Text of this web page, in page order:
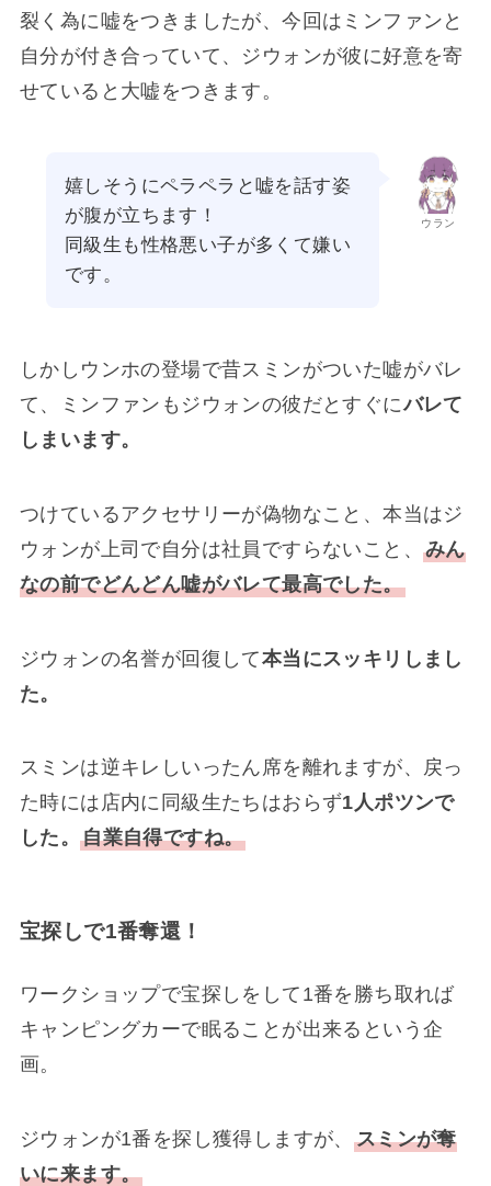
裂く為に嘘をつきましたが、今回はミンファンと
自分が付き合っていて、ジウォンが彼に好意を寄
せていると大嘘をつきます。
ウラン
嬉しそうにペラペラと嘘を話す姿
が腹が立ちます！
同級生も性格悪い子が多くて嫌い
です。
しかしウンホの登場で昔スミンがついた嘘がバレ
て、ミンファンもジウォンの彼だとすぐにバレて
しまいます。
つけているアクセサリーが偽物なこと、本当はジ
ウォンが上司で自分は社員ですらないこと、 みん
なの前でどんどん嘘がバレて最高でした。
ジウォンの名誉が回復して本当にスッキリしまし
た。
スミンは逆キレしいったん席を離れますが、戻っ
た時には店内に同級生たちはおらず1人ポツンで
した。自業自得ですね。
宝探しで1番奪還！
ワークショップで宝探しをして1番を勝ち取れば
キャンピングカーで眠ることが出来るという企
画。
ジウォンが1番を探し獲得しますが、 スミンが奪
いに来ます。